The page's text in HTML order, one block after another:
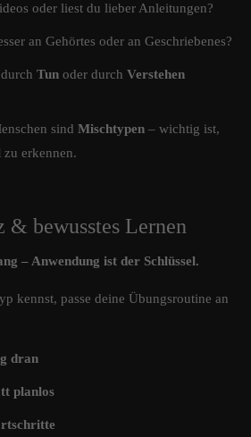
oder liest du lieber Anleitungen?
an Gehörtes oder an Geschriebenes?
Tun oder durch Verstehen
sind Mischtypen – wichtig ist,
zu erkennen.
& bewusstes Lernen
– Anwendung ist der Schlüssel.
kennst, passe deine Übungsroutine an
dran
planlos